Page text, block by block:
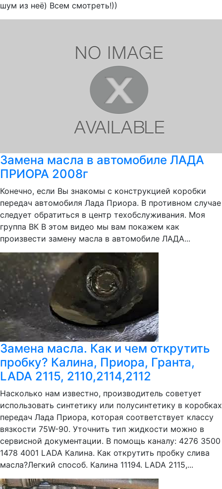
шум из неё) Всем смотреть!))
Замена масла в автомобиле ЛАДА
ПРИОРА 2008г
Конечно, если Вы знакомы с конструкцией коробки
передач автомобиля Лада Приора. В противном случае
следует обратиться в центр техобслуживания. Моя
группа ВК В этом видео мы вам покажем как
произвести замену масла в автомобиле ЛАДА...
Замена масла. Как и чем открутить
пробку? Калина, Приора, Гранта,
LADA 2115, 2110,2114,2112
Насколько нам известно, производитель советует
использовать синтетику или полусинтетику в коробках
передач Лада Приора, которая соответствует классу
вязкости 75W-90. Уточнить тип жидкости можно в
сервисной документации. В помощь каналу: 4276 3500
1478 4001 LADA Калина. Как открутить пробку слива
масла?Легкий способ. Калина 11194. LADA 2115,...